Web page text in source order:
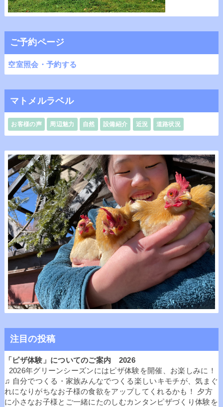
ご予約ページ
空室照会・予約する
マトメルラベル
お客様の声 周辺魅力 自然 設備紹介 近況 道路状況
注目の投稿
「ピザ体験」についてのご案内 2026
2026年グリーンシーズンにはピザ体験を開催、お楽しみに！
♫ 自分でつくる・家族みんなでつくる楽しいキモチが、気まぐ
れになりがちなお子様の食欲をアップしてくれるかも！ 夕方
に小さなお子様とご一緒にたのしむカンタンピザづくり体験を